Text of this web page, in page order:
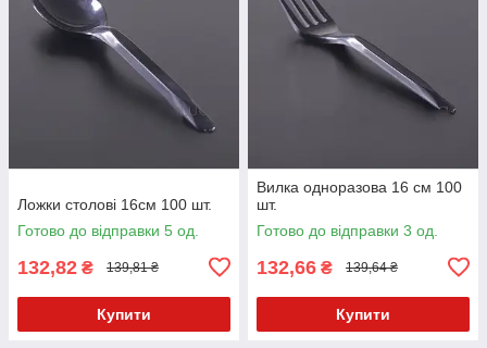
Ложки столові 16см 100 шт.
Готово до відправки 5 од.
132,82 ₴ 139,81 ₴
Купити
Вилка одноразова 16 см 100
шт.
Готово до відправки 3 од.
132,66 ₴ 139,64 ₴
Купити